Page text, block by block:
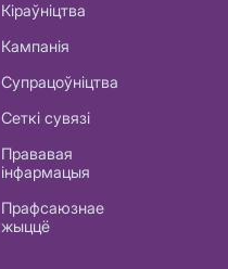
Кіраўніцтва
Кампанія
Супрацоўніцтва
Сеткі сувязі
Прававая
інфармацыя
Прафсаюзнае
жыццё